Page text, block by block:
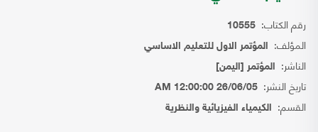
رقم الكتاب: 10555
المؤلف: المؤتمر الاول للتعليم الاساسي
الناشر: المؤتمر [اليمن]
تاريخ النشر: 26/06/05 12:00:00 AM
القسم: الكيمياء الفيزيائية والنظرية